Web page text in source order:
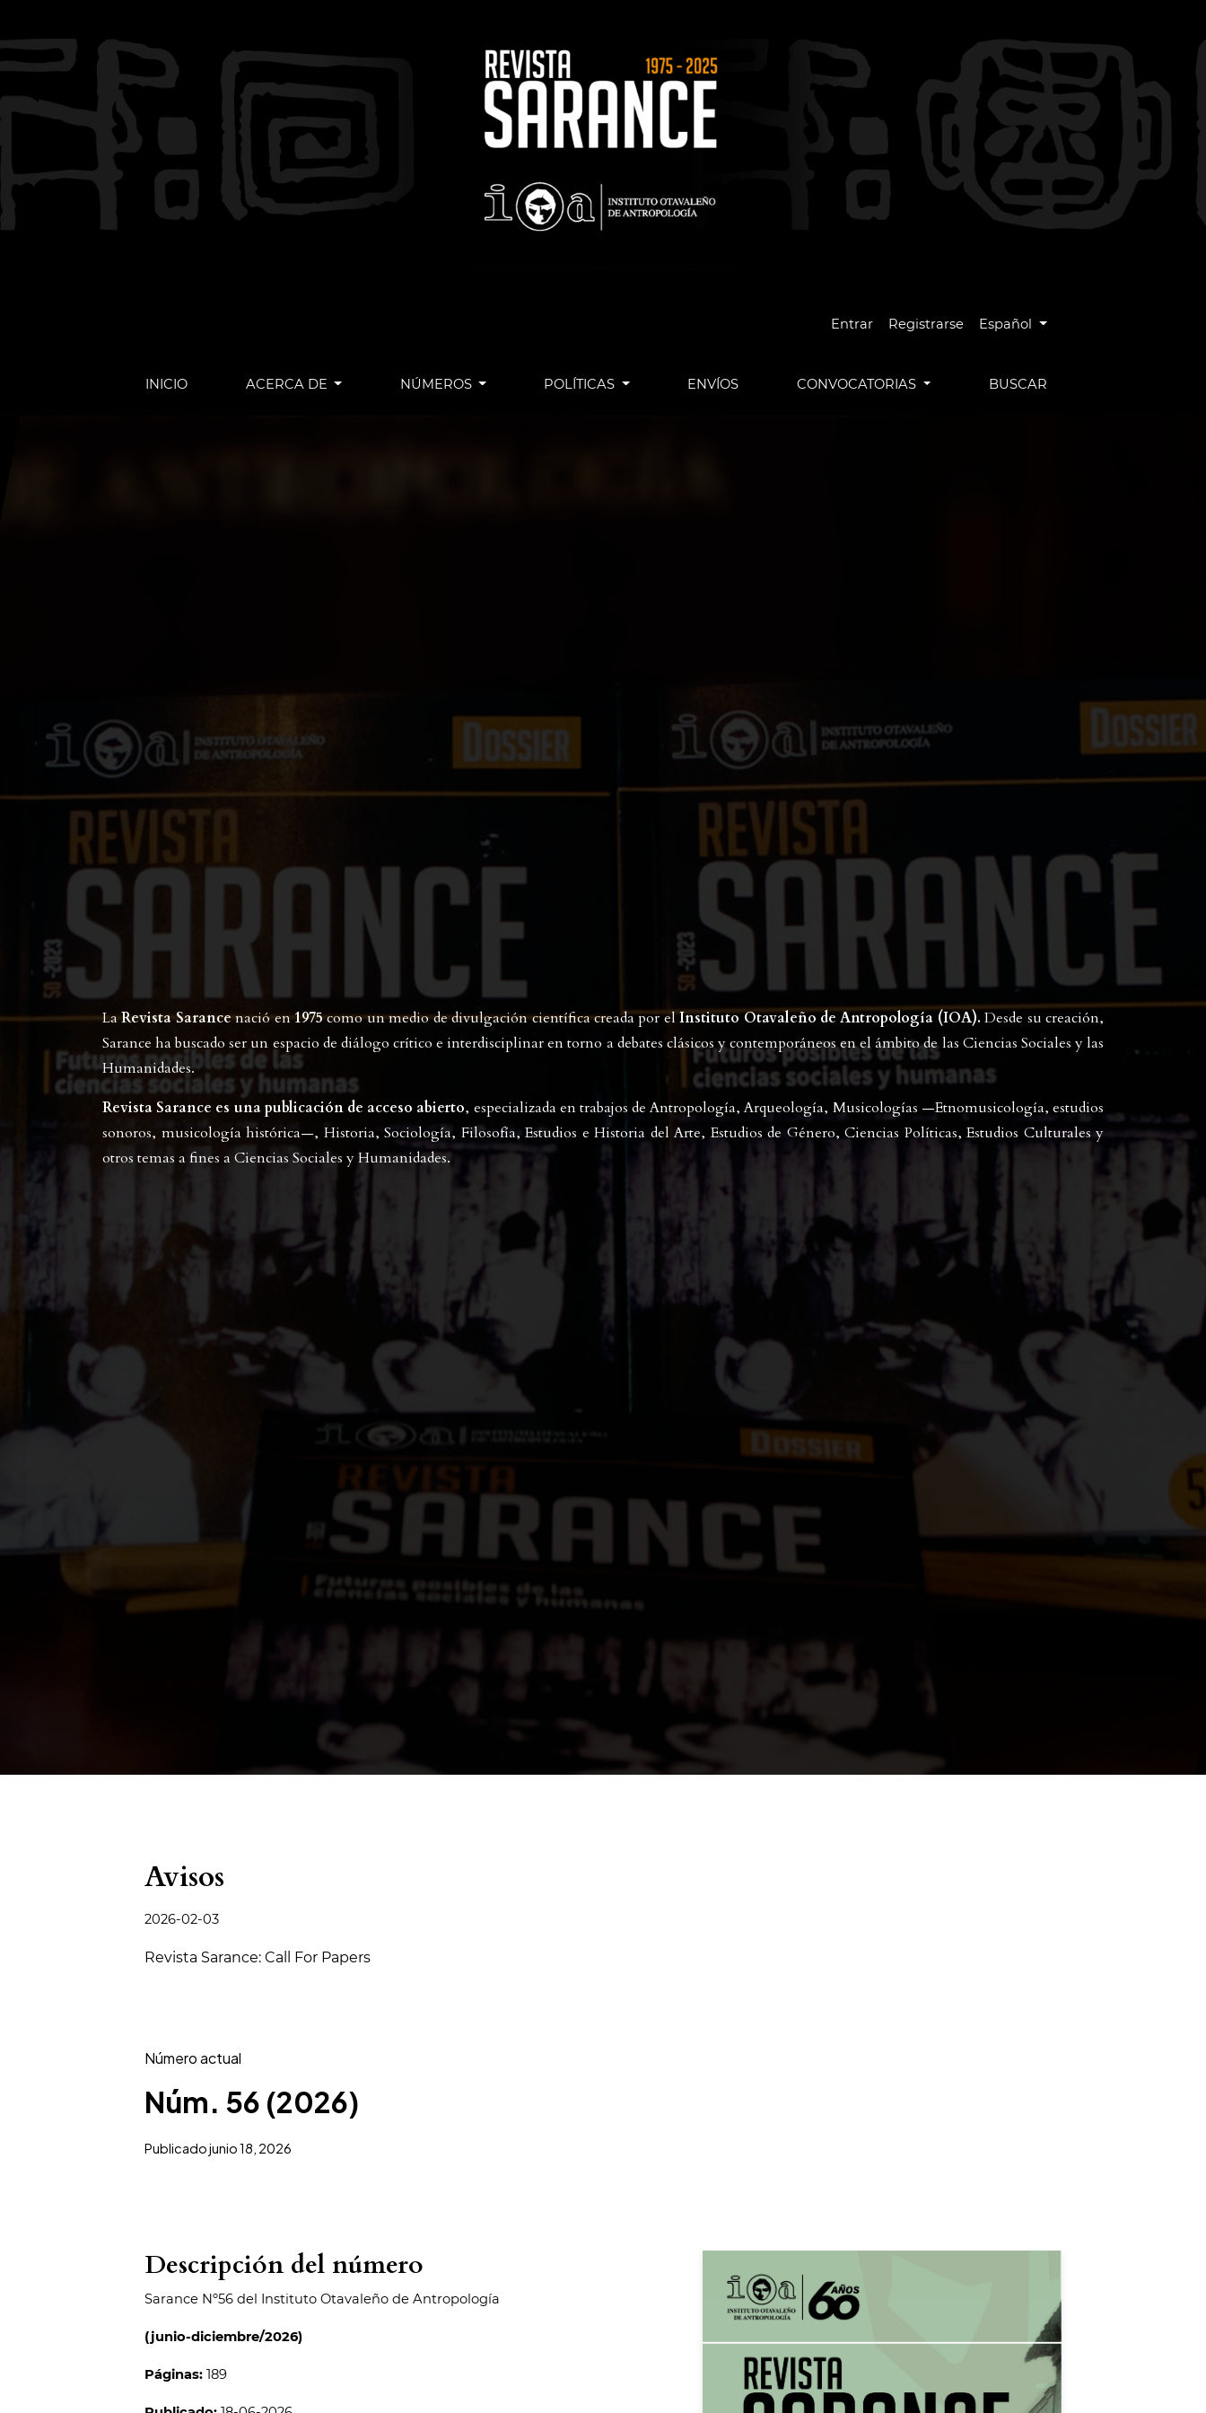
Entrar Registrarse Cambiar el idioma. El idioma actual
Español
INICIO ACERCA DE NÚMEROS POLÍTICAS ENVÍOS CONVOCATORIAS BUSCAR
LaRevista Sarancenació en1975como un medio de divulgación científica creada por elInstituto Otavaleño de Antropología (IOA). Desde su creación,
Sarance ha buscado ser un espacio de diálogo crítico e interdisciplinar en torno a debates clásicos y contemporáneos en el ámbito de las Ciencias Sociales y las
Humanidades.
Revista Sarance es una publicación de acceso abierto, especializada en trabajos de Antropología, Arqueología, Musicologías —Etnomusicología, estudios
sonoros, musicología histórica—, Historia, Sociología, Filosofía, Estudios e Historia del Arte, Estudios de Género, Ciencias Políticas, Estudios Culturales y
otros temas a fines a Ciencias Sociales y Humanidades.
Avisos
2026-02-03
Revista Sarance: Call For Papers
Número actual
Núm. 56 (2026)
Publicadojunio 18, 2026
Descripción del número
Sarance Nº56 del Instituto Otavaleño de Antropología
(junio-diciembre/2026)
Páginas: 189